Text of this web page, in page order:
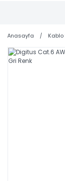
TOPTAN FİYAT
Anasayfa